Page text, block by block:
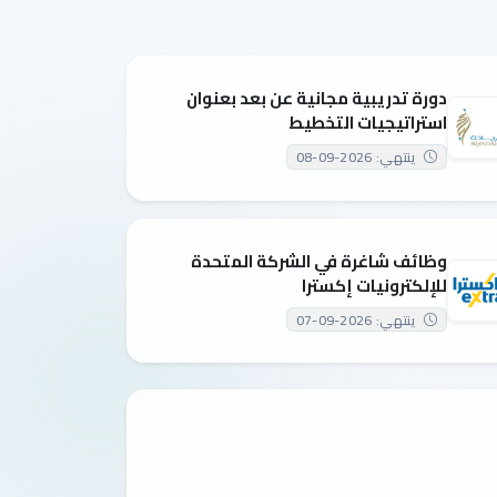
دورة تدريبية مجانية عن بعد بعنوان
استراتيجيات التخطيط
ينتهي: 2026-09-08
وظائف شاغرة في الشركة المتحدة
للإلكترونيات إكسترا
ينتهي: 2026-09-07